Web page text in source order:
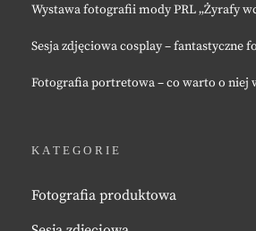
Wystawa fotografii mody PRL „Żyrafy
Sesja zdjęciowa cosplay – fantastyczne
Fotografia portretowa – co warto o niej
KATEGORIE
Fotografia produktowa